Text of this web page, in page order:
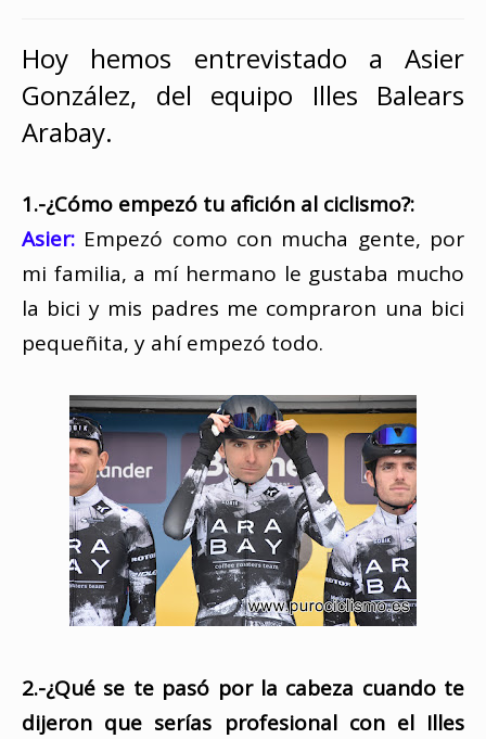
Hoy hemos entrevistado a Asier
González, del equipo Illes Balears
Arabay.
1.-¿Cómo empezó tu afición al ciclismo?:
Asier: Empezó como con mucha gente, por
mi familia, a mí hermano le gustaba mucho
la bici y mis padres me compraron una bici
pequeñita, y ahí empezó todo.
2.-¿Qué se te pasó por la cabeza cuando te
dijeron que serías profesional con el Illes